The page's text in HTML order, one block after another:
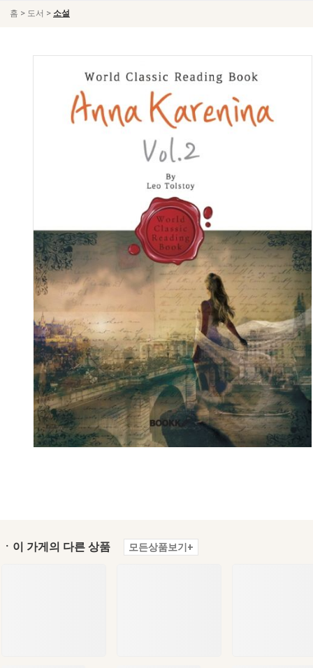
홈 > 도서 > 소설
ㆍ이 가게의 다른 상품 모든상품보기+